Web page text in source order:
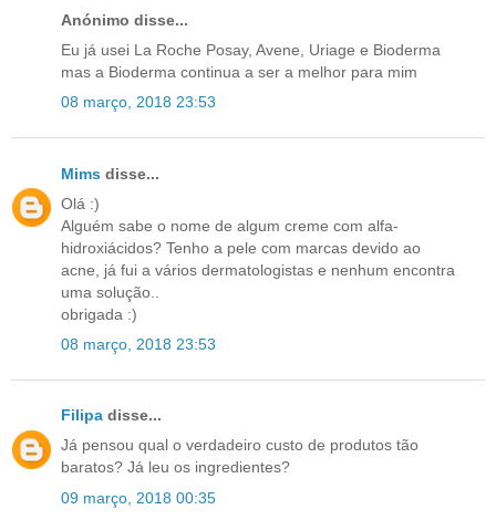
Anónimo disse...
Eu já usei La Roche Posay, Avene, Uriage e Bioderma
mas a Bioderma continua a ser a melhor para mim
08 março, 2018 23:53
Mims disse...
Olá :)
Alguém sabe o nome de algum creme com alfa-
hidroxiácidos? Tenho a pele com marcas devido ao
acne, já fui a vários dermatologistas e nenhum encontra
uma solução..
obrigada :)
08 março, 2018 23:53
Filipa disse...
Já pensou qual o verdadeiro custo de produtos tão
baratos? Já leu os ingredientes?
09 março, 2018 00:35